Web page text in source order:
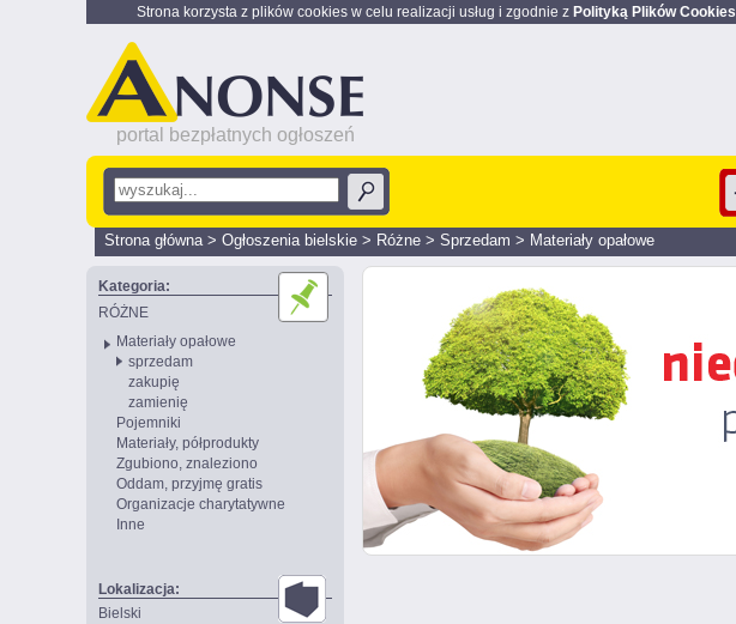
Strona korzysta z plików cookies w celu realizacji usług i zgodnie z Polityką Plików Cookies
portal bezpłatnych ogłoszeń
Strona główna> Ogłoszenia bielskie > Różne > Sprzedam > Materiały opałowe
Kategoria:
RÓŻNE
Materiały opałowe
sprzedam
zakupię
zamienię
Pojemniki
Materiały, półprodukty
Zgubiono, znaleziono
Oddam, przyjmę gratis
Organizacje charytatywne
Inne
Lokalizacja:
Bielski